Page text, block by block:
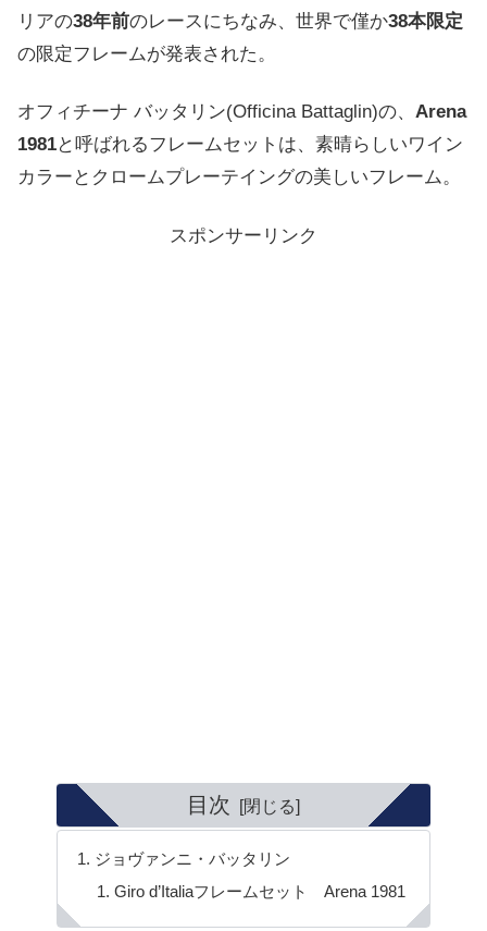
リアの38年前のレースにちなみ、世界で僅か38本限定
の限定フレームが発表された。
オフィチーナ バッタリン(Officina Battaglin)の、 Arena
1981と呼ばれるフレームセットは、 素晴らしいワイン
カラーとクロームプレーテイングの美しいフレーム。
スポンサーリンク
目次
ジョヴァンニ・バッタリン
Giro d’Italiaフレームセット Arena 1981